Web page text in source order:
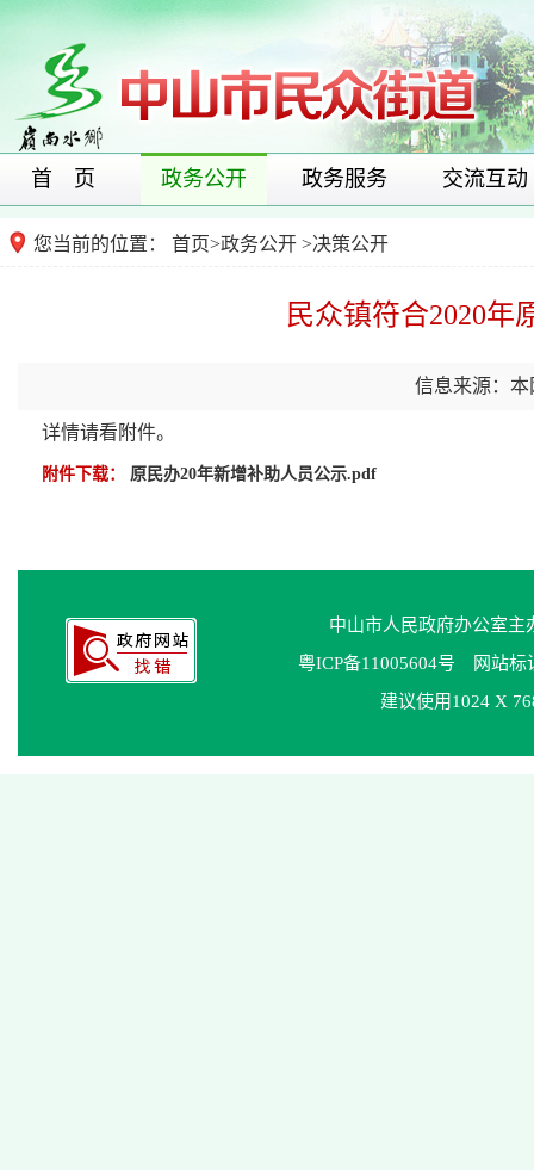
首 页 政务公开 政务服务 交流互动
您当前的位置： 首页>政务公开 >决策公开
民众镇符合2020年
信息来源：本
详情请看附件。
附件下载： 原民办20年新增补助人员公示.pdf
中山市人民政府办公室
粤ICP备11005604号 网站标
建议使用1024 X